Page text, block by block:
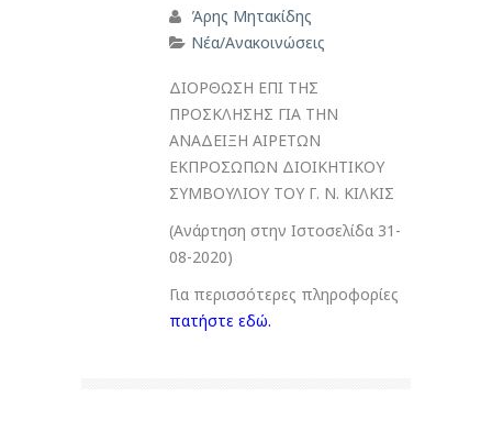
Άρης Μητακίδης
Νέα/Ανακοινώσεις
ΔΙΟΡΘΩΣΗ ΕΠΙ ΤΗΣ
ΠΡΟΣΚΛΗΣΗΣ ΓΙΑ ΤΗΝ
ΑΝΑΔΕΙΞΗ ΑΙΡΕΤΩΝ
ΕΚΠΡΟΣΩΠΩΝ ΔΙΟΙΚΗΤΙΚΟΥ
ΣΥΜΒΟΥΛΙΟΥ ΤΟΥ Γ. Ν. ΚΙΛΚΙΣ
(Ανάρτηση στην Ιστοσελίδα 31-
08-2020)
Για περισσότερες πληροφορίες
πατήστε εδώ.